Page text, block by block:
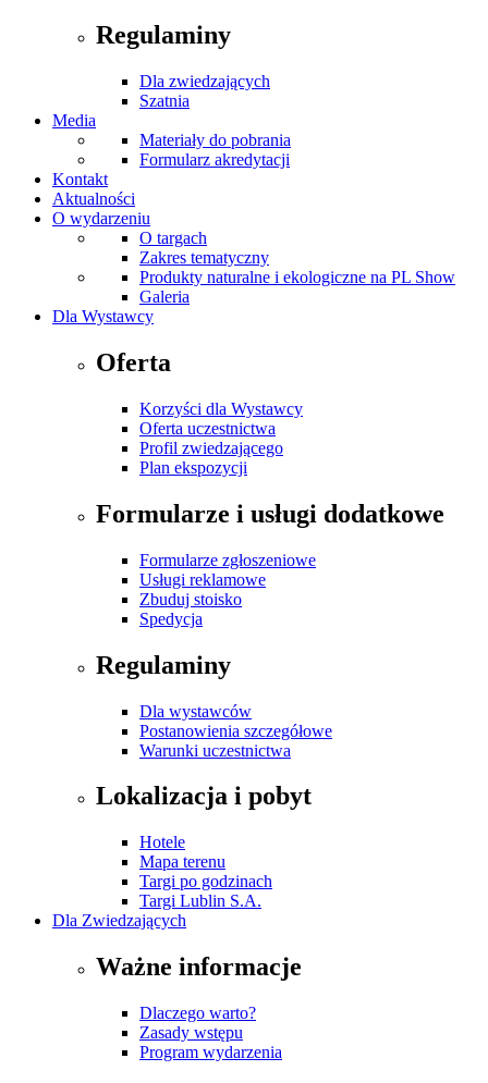
Regulaminy
Dla zwiedzających
Szatnia
Media
Materiały do pobrania
Formularz akredytacji
Kontakt
Aktualności
O wydarzeniu
O targach
Zakres tematyczny
Produkty naturalne i ekologiczne na PL Show
Galeria
Dla Wystawcy
Oferta
Korzyści dla Wystawcy
Oferta uczestnictwa
Profil zwiedzającego
Plan ekspozycji
Formularze i usługi dodatkowe
Formularze zgłoszeniowe
Usługi reklamowe
Zbuduj stoisko
Spedycja
Regulaminy
Dla wystawców
Postanowienia szczegółowe
Warunki uczestnictwa
Lokalizacja i pobyt
Hotele
Mapa terenu
Targi po godzinach
Targi Lublin S.A.
Dla Zwiedzających
Ważne informacje
Dlaczego warto?
Zasady wstępu
Program wydarzenia